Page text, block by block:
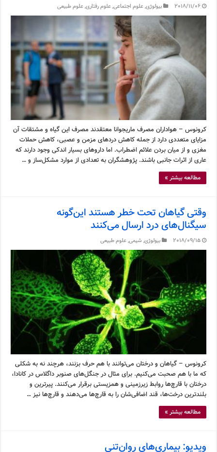
2018/11/06 بیولوژی,علوم اجتماعی,علوم رفتاری,علوم طبیعی
کرونوس – هواداران مصرف ماریجوانا معتقدند مصرف این گیاه و مشتقات آن
مزایای متعددی دارد از جمله کاهش دردهای مزمن و عصبی، کاهش حملات
مغزی و از میان بردن علائم اضطراب. اما داروهای بسیار اندکی وجود دارند که
عاری از اثرات جانبی باشند. پژوهشگران به تعدادی از موارد مشکل‌ساز و …
مطالعه بیشتر »
وقتی گیاهان تحت خطر هستند این‌گونه
سیگنال‌های درد ارسال می‌کنند
2018/09/15 بیولوژی, شیمی,علوم طبیعی
کرونوس – گیاهان و درختان می‌توانند با هم حرف بزنند، هرچند نه به شکلی
که ما با هم صحبت می‌کنیم. برای مثال در جنگل‌های صنوبر داگلاس در کانادا،
درختان با قارچ‌ها روابط زیرزمینی و همزیستی برقرار می‌کنند. پیرترین و
بلندترین درخت‌ها، قند اضافی‌شان را به قارچ‌ها می‌دهند و قارچ‌ها نیز …
مطالعه بیشتر »
ویدیو: بیماری‌های روان‌تنی